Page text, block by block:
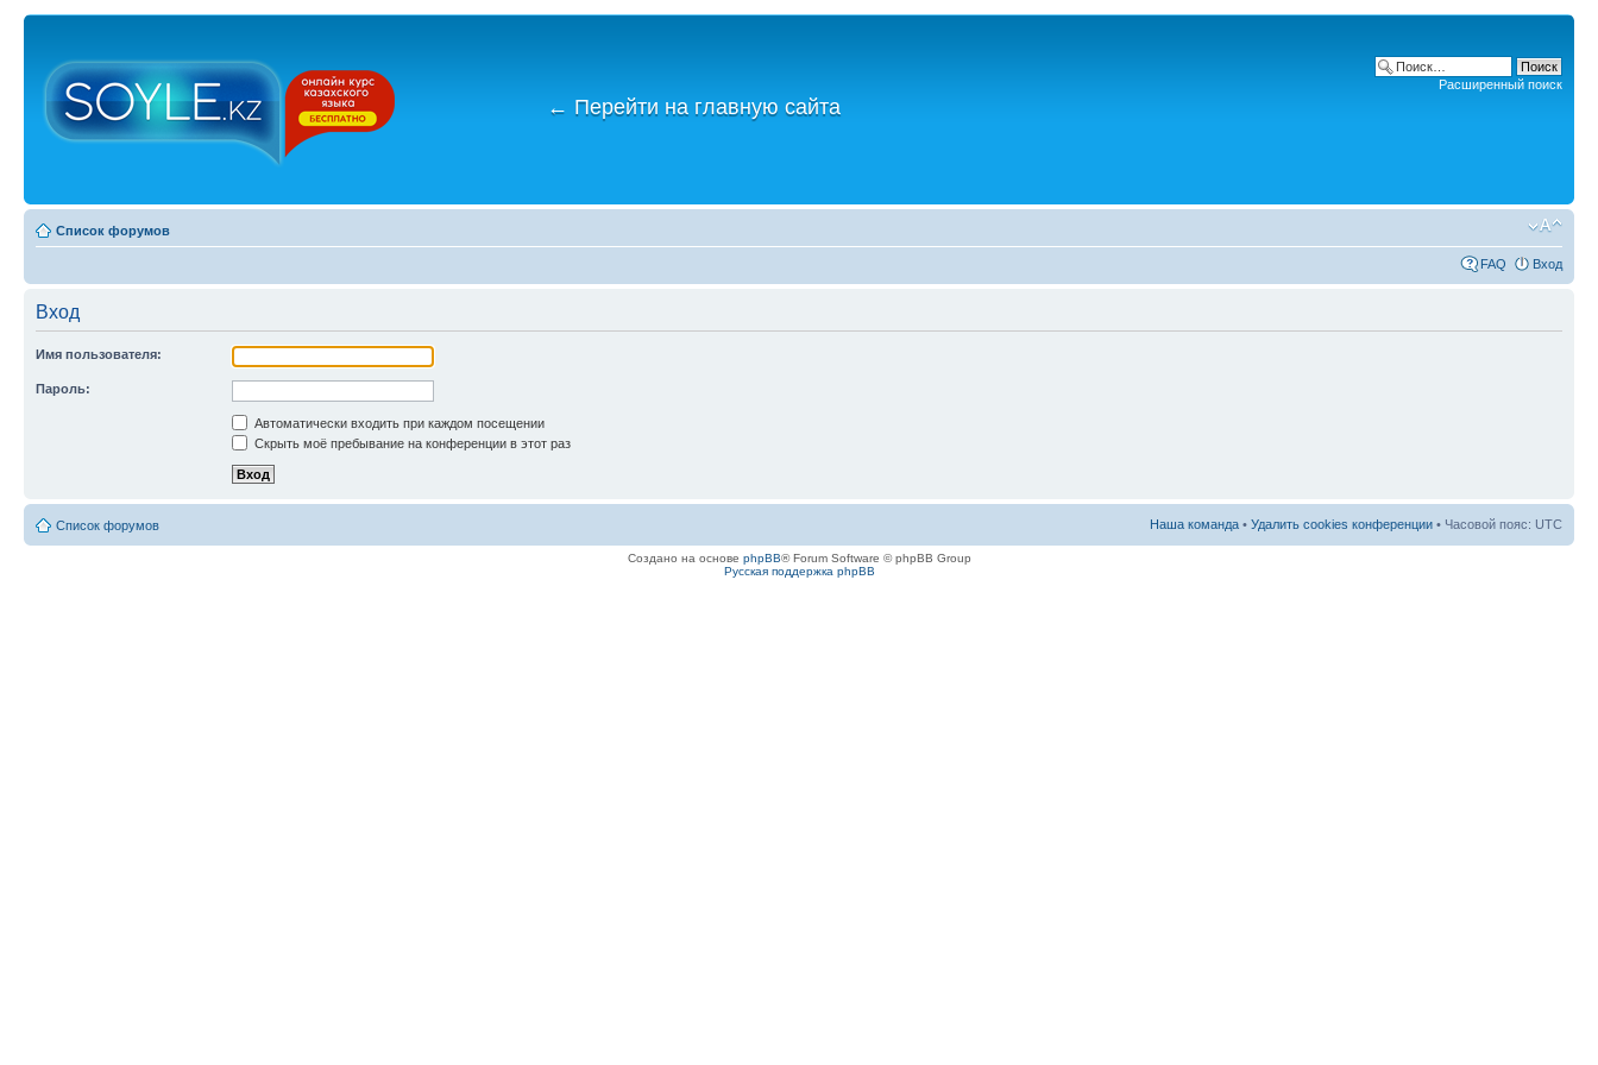
← Перейти на главную сайта
Расширенный поиск
Список форумов
FAQ Вход
Вход
Имя пользователя:
Пароль:
Автоматически входить при каждом посещении
Скрыть моё пребывание на конференции в этот раз
Список форумов Наша команда • Удалить cookies конференции • Часовой пояс: UTC
Создано на основе phpBB® Forum Software © phpBB Group
Русская поддержка phpBB